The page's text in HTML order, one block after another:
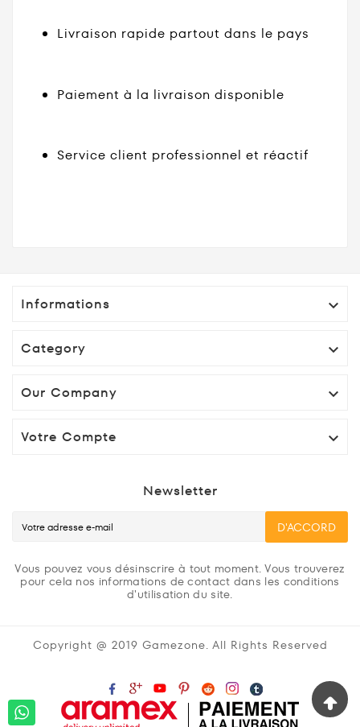
Livraison rapide partout dans le pays
Paiement à la livraison disponible
Service client professionnel et réactif
Informations 
Category 
Our Company 
Votre Compte 
Newsletter
D'ACCORD
Vous pouvez vous désinscrire à tout moment. Vous trouverez
pour cela nos informations de contact dans les conditions
d'utilisation du site.
Copyright @ 2019 Gamezone. All Rights Reserved